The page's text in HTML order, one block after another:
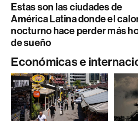
Estas son las ciudades de
América Latina donde el
nocturno hace perder más
de sueño
Económicas e